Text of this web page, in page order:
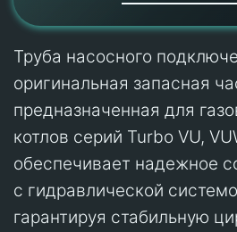
Труба насосного
оригинальная запасная
предназначенная для
котлов серий Turbo VU,
обеспечивает надежное
с гидравлической
гарантируя стабильную